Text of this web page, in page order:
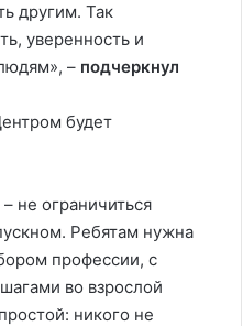
другим. Так
уверенность и
– подчеркнул
будет
не ограничиться
Ребятам нужна
профессии, с
во взрослой
никого не